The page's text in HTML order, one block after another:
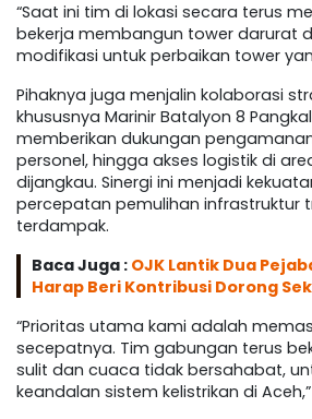
“Saat ini tim di lokasi secara terus
bekerja membangun tower darurat
modifikasi untuk perbaikan tower
Pihaknya juga menjalin kolaborasi
khususnya Marinir Batalyon 8
memberikan dukungan
personel, hingga akses logistik di
dijangkau. Sinergi ini menjadi
percepatan pemulihan infrastruktur
terdampak.
Baca Juga : OJK Lantik Dua
Harap Beri Kontribusi Dorong
“Prioritas utama kami adalah
secepatnya. Tim gabungan terus
sulit dan cuaca tidak bersahabat,
keandalan sistem kelistrikan di